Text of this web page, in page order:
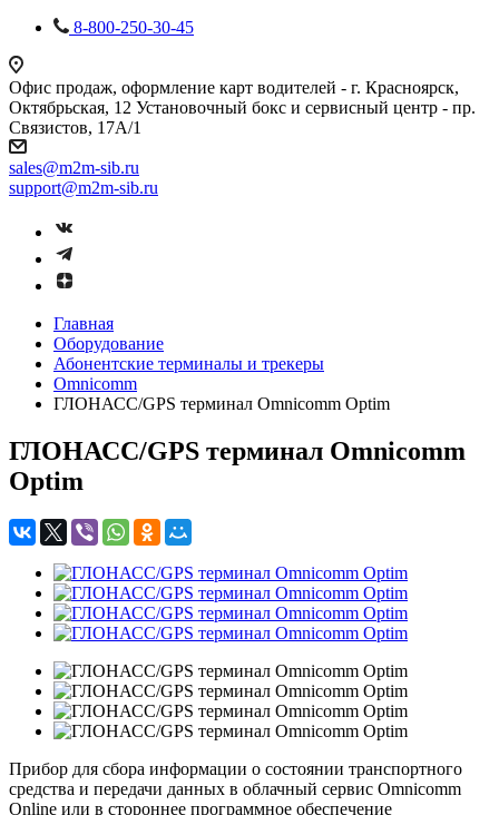
8-800-250-30-45
Офис продаж, оформление карт водителей - г. Красноярск,
Октябрьская, 12 Установочный бокс и сервисный центр - пр.
Связистов, 17А/1
sales@m2m-sib.ru
support@m2m-sib.ru
Главная
Оборудование
Абонентские терминалы и трекеры
Omnicomm
ГЛОНАСС/GPS терминал Omnicomm Optim
ГЛОНАСС/GPS терминал Omnicomm
Optim
Прибор для сбора информации о состоянии транспортного
средства и передачи данных в облачный сервис Omnicomm
Online или в стороннее программное обеспечение